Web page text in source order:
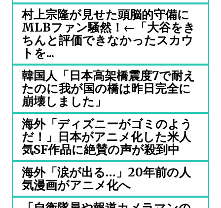
村上宗隆が見せた頭脳的守備に
MLBファン騒然！←「大谷をき
ちんと評価できなかったスカウ
トを...
韓国人「日本高架橋震度7で耐え
たのに我が国の橋は昨日完全に
崩壊しました」
海外「ディズニーがゴミのよう
だ！」日本がアニメ化した米人
気SF作品に絶賛の声が殺到中
海外「涙が出る…」20年前の人
気漫画がアニメ化へ